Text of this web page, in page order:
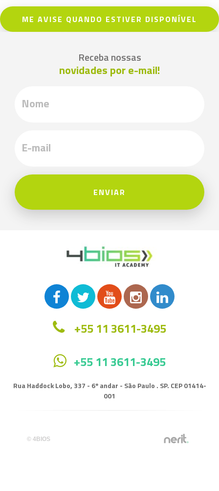
ME AVISE QUANDO ESTIVER DISPONÍVEL
Receba nossas
novidades por e-mail!
ENVIAR
+55 11 3611-3495
+55 11 3611-3495
Rua Haddock Lobo, 337 - 6º andar - São Paulo . SP. CEP 01414-
001
© 4BIOS